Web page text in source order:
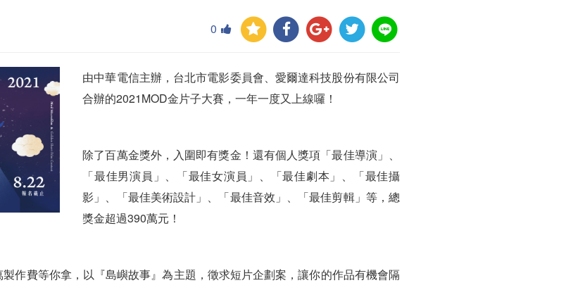
0
由中華電信主辦，台北市電影委員會、愛爾達科技股份有限公司
合辦的2021MOD金片子大賽，一年一度又上線囉！
除了百萬金獎外，入圍即有獎金！還有個人獎項「最佳導演」、
「最佳男演員」、「最佳女演員」、「最佳劇本」、「最佳攝
影」、「最佳美術設計」、「最佳音效」、「最佳剪輯」等，總
獎金超過390萬元！
作費等你拿，以『島嶼故事』為主題，徵求短片企劃案，讓你的作品有機會隔